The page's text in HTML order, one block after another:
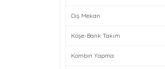
Dış Mekan
Köşe-Bank Takım
Kombin Yapma